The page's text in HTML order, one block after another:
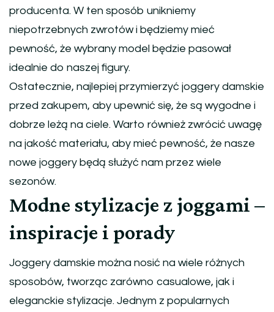
producenta. W ten sposób unikniemy
niepotrzebnych zwrotów i będziemy mieć
pewność, że wybrany model będzie pasował
idealnie do naszej figury.
Ostatecznie, najlepiej przymierzyć joggery damskie
przed zakupem, aby upewnić się, że są wygodne i
dobrze leżą na ciele. Warto również zwrócić uwagę
na jakość materiału, aby mieć pewność, że nasze
nowe joggery będą służyć nam przez wiele
sezonów.
Modne stylizacje z joggami –
inspiracje i porady
Joggery damskie można nosić na wiele różnych
sposobów, tworząc zarówno casualowe, jak i
eleganckie stylizacje. Jednym z popularnych